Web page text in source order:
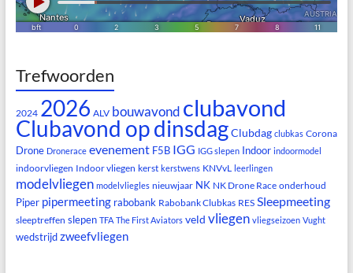
Trefwoorden
2024 2026 ALV bouwavond clubavond
Clubavond op dinsdagClubdag clubkas Corona
Drone Dronerace evenement F5B IGG IGG slepen Indoor indoormodel
indoorvliegen Indoor vliegen kerst kerstwens KNVvL leerlingen
modelvliegen modelvliegles nieuwjaar NK NK Drone Race onderhoud
Piper pipermeeting rabobank Rabobank Clubkas RES Sleepmeeting
sleeptreffen slepen TFA The First Aviators veld vliegen vliegseizoen Vught
wedstrijd zweefvliegen